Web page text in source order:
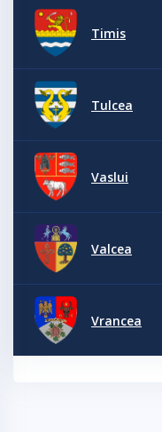
Timis
Tulcea
Vaslui
Valcea
Vrancea